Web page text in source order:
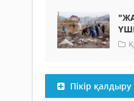
Пікір қалдыру